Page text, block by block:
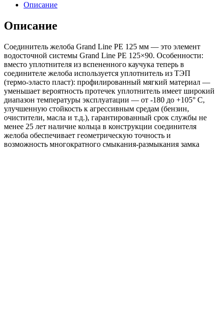
125
мм
8017
шоколад
Описание
Описание
Соединитель желоба Grand Line PE 125 мм — это элемент
водосточной системы Grand Line PE 125×90. Особенности:
вместо уплотнителя из вспененного каучука теперь в
соединителе желоба используется уплотнитель из ТЭП
(термо-эласто пласт): профилированный мягкий материал —
уменьшает вероятность протечек уплотнитель имеет широкий
диапазон температуры эксплуатации — от -180 до +105° С,
улучшенную стойкость к агрессивным средам (бензин,
очистители, масла и т.д.), гарантированный срок службы не
менее 25 лет наличие кольца в конструкции соединителя
желоба обеспечивает геометрическую точность и
возможность многократного смыкания-размыкания замка